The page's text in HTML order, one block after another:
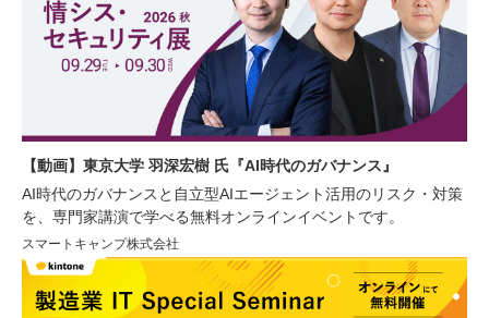
【動画】東京大学 羽深宏樹 氏『AI時代のガバナンス』
AI時代のガバナンスと自立型AIエージェント活用のリスク・対策
を、専門家講演で学べる無料オンラインイベントです。
スマートキャンプ株式会社